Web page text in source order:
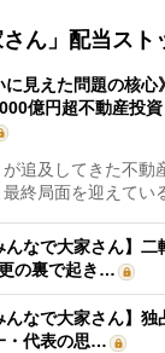
さん」配当ス
に見えた問題の核
億円超不動産投
追及してきた不動
終局面を迎えてい
んなで大家さん】
の裏で起き…
んなで大家さん】
・代表の思…